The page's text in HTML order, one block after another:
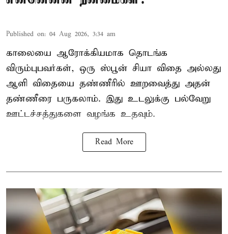
Published on: 04 Aug 2026, 3:34 am
காலையை ஆரோக்கியமாக தொடங்க
விரும்புபவர்கள், ஒரு ஸ்பூன் சியா விதை அல்லது
ஆளி விதையை தண்ணீரில் ஊறவைத்து அதன்
தண்ணீரை பருகலாம். இது உடலுக்கு பல்வேறு
ஊட்டச்சத்துகளை வழங்க உதவும்.
Read More